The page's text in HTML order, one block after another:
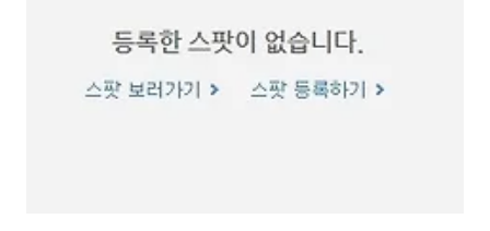
절의 정문 앞의 용천은 천하 제6천의 하나라고 손꼽혔다. 명 태조 홍무2년
(1369년)，정안사는 동종..